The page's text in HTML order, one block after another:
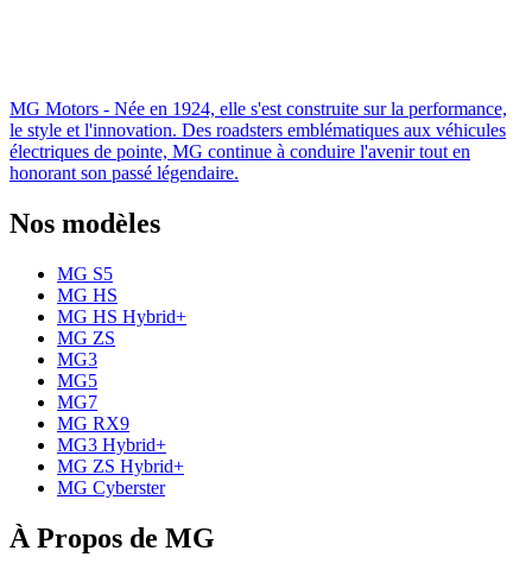
MG Motors - Née en 1924, elle s'est construite sur la performance,
le style et l'innovation. Des roadsters emblématiques aux véhicules
électriques de pointe, MG continue à conduire l'avenir tout en
honorant son passé légendaire.
Nos modèles
MG S5
MG HS
MG HS Hybrid+
MG ZS
MG3
MG5
MG7
MG RX9
MG3 Hybrid+
MG ZS Hybrid+
MG Cyberster
À Propos de MG